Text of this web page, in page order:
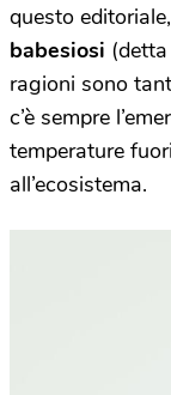
questo
babesiosi
ragioni sono
c’è sempre
temperature
all’ecosistema.